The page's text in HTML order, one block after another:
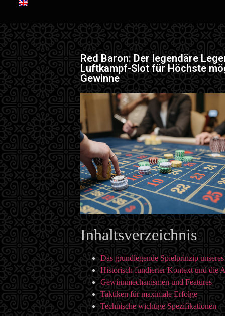
Red Baron: Der legendäre
Luftkampf-Slot für Höchste
Gewinne
Inhaltsverzeichnis
Das grundlegende Spielprinzip
Historisch fundierter Kontext und die
Gewinnmechanismen und Features
Taktiken für maximale Erfolge
Technische wichtige Spezifikationen